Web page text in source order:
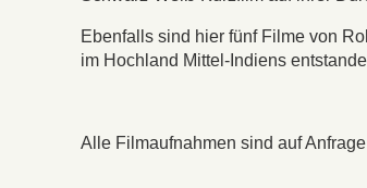
Ebenfalls sind hier fünf Filme von
im Hochland Mittel-Indiens
Alle Filmaufnahmen sind auf